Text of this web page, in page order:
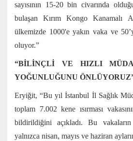
sayısının 15-20 bin civarında
bulaşan Kırım Kongo Kanamalı
ülkemizde 1000'e yakın vaka ve
oluyor.”
“BİLİNÇLİ VE HIZLI
YOĞUNLUĞUNU
Eryiğit, “Bu yıl İstanbul İl Sağlık
toplam 7.002 kene ısırması
bildirildiğini açıkladı. Bu
yalnızca nisan, mayıs ve haziran